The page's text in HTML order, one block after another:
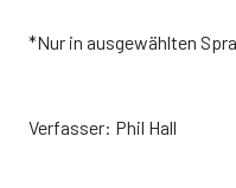
*Nur in ausgewählten
Verfasser: Phil Hall